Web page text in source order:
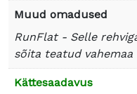
Muud omadused
RunFlat - Selle
sõita teatud vahemaa
Kättesaadavus